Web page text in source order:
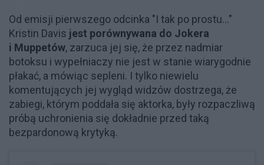
Od emisji pierwszego odcinka "I tak po prostu..."
Kristin Davis jest porównywana do Jokera
i Muppetów, zarzuca jej się, że przez nadmiar
botoksu i wypełniaczy nie jest w stanie wiarygodnie
płakać, a mówiąc sepleni. I tylko niewielu
komentujących jej wygląd widzów dostrzega, że
zabiegi, którym poddała się aktorka, były rozpaczliwą
próbą uchronienia się dokładnie przed taką
bezpardonową krytyką.